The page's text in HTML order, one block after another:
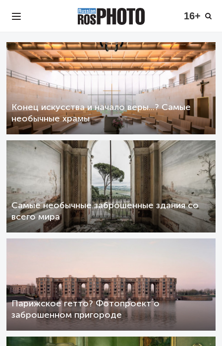
16+
Конец искусства и начало веры...? Самые
необычные храмы
Самые необычные заброшенные здания со
всего мира
Парижское гетто? Фотопроект о
заброшенном пригороде